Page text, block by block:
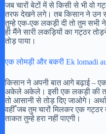
जब चारों बेटों में से किसी से भी वो
तरफ देखने लगे। तब किसान ने उन
तुम्हे एक-एक लकड़ी दी तो तुम सभी
ही मैंने सारी लकड़ियों का गट्ठर
तोड़ पाया।
एक लोमड़ी और बकरी Ek lomadi
किसान ने अपनी बात आगे बढ़ाई –
अकेले अकेले। इसी एक लकड़ी की
तो आसानी से तोड़ दिए जाओगे।
वहीँ जब तुम चारों मिलकर एक गट्ठर
ताकत तुम्हे हरा नहीं पाएगी।